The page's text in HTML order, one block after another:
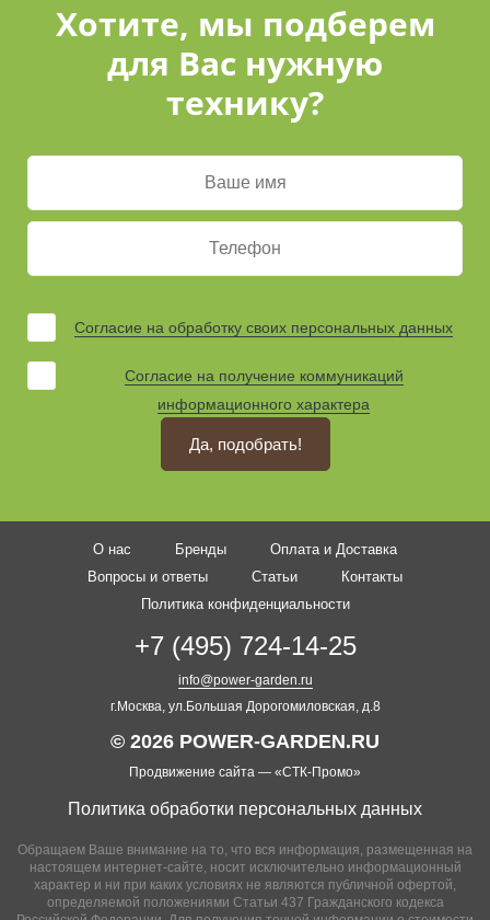
Хотите, мы подберем
для Вас нужную
технику?
Согласие на обработку своих персональных данных
Согласие на получение коммуникаций
информационного характера
Да, подобрать!
О нас Бренды
Оплата и Доставка
Вопросы и ответы
Статьи
Контакты
Политика конфиденциальности
+7 (495) 724-14-25
info@power-garden.ru
г.Москва, ул.Большая Дорогомиловская, д.8
Обращаем Ваше внимание на то, что вся информация, размещенная на
настоящем интернет-сайте, носит исключительно информационный
характер и ни при каких условиях не являются публичной офертой,
определяемой положениями Статьи 437 Гражданского кодекса
© 2026 POWER-GARDEN.RU
Продвижение сайта — «СТК-Промо»
Политика обработки персональных данных